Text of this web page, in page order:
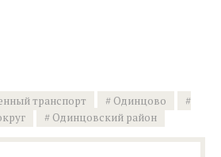
транспорт
Одинцово
Одинцовский район